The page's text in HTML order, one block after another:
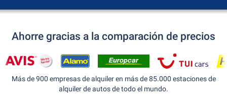
Ahorre gracias a la comparación de precios
Más de 900 empresas de alquiler en más de 85.000 estaciones de
alquiler de autos de todo el mundo.